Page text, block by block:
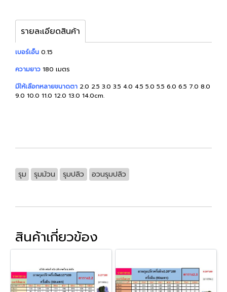
รายละเอียดสินค้า
เบอร์เอ็น 0.15
ความยาว 180 เมตร
มีให้เลือกหลายขนาดตา 2.0 2.5 3.0 3.5 4.0 4.5 5.0 5.5 6.0 6.5 7.0 8.0
9.0 10.0 11.0 12.0 13.0 14.0cm.
รุม รุมม้วน รุมปลิว อวนรุมปลิว
สินค้าเกี่ยวข้อง